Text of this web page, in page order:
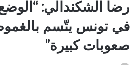
رضا الشكندالي:
في تونس يتّسم
صعوبات كبيرة”